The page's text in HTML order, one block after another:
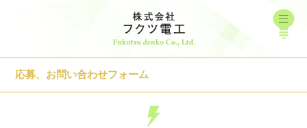
応募、お問い合わせフォーム